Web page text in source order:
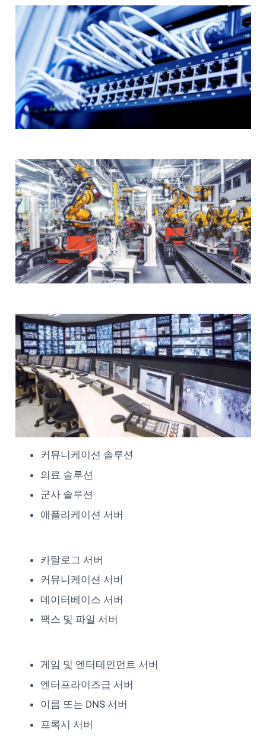
커뮤니케이션 솔루션
의료 솔루션
군사 솔루션
애플리케이션 서버
카탈로그 서버
커뮤니케이션 서버
데이터베이스 서버
팩스 및 파일 서버
게임 및 엔터테인먼트 서버
엔터프라이즈급 서버
이름 또는 DNS 서버
프록시 서버